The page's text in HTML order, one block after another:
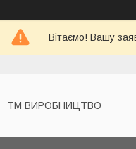
Вітаємо! Вашу
ТМ ВИРОБНИЦТВО